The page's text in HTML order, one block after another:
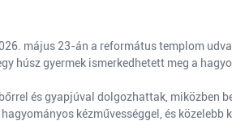
május 23-án a református templom
húsz gyermek ismerkedhetett meg a
és gyapjúval dolgozhattak, miközben
kézművességgel, és közelebb